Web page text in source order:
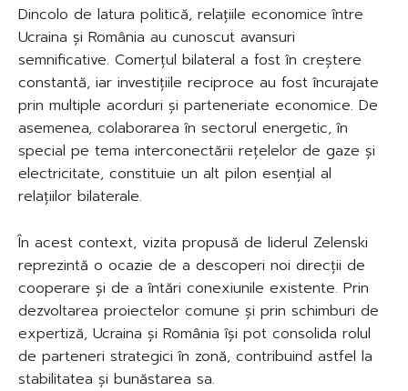
Dincolo de latura politică, relațiile economice între
Ucraina și România au cunoscut avansuri
semnificative. Comerțul bilateral a fost în creștere
constantă, iar investițiile reciproce au fost încurajate
prin multiple acorduri și parteneriate economice. De
asemenea, colaborarea în sectorul energetic, în
special pe tema interconectării rețelelor de gaze și
electricitate, constituie un alt pilon esențial al
relațiilor bilaterale.
În acest context, vizita propusă de liderul Zelenski
reprezintă o ocazie de a descoperi noi direcții de
cooperare și de a întări conexiunile existente. Prin
dezvoltarea proiectelor comune și prin schimburi de
expertiză, Ucraina și România își pot consolida rolul
de parteneri strategici în zonă, contribuind astfel la
stabilitatea și bunăstarea sa.